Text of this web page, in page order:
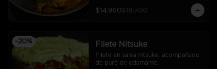
$14.960$18.700
-20% Filete Nitsuke
Filete en salsa nitsuke, acompañado
de puré de edamame.